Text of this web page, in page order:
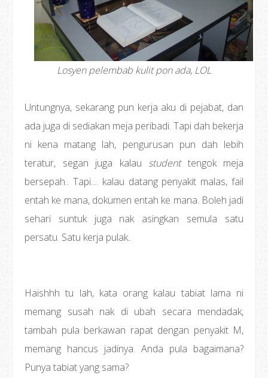
Losyen pelembab kulit pon ada, LOL
Untungnya, sekarang pun kerja aku di pejabat, dan
ada juga di sediakan meja peribadi. Tapi dah bekerja
ni kena matang lah, pengurusan pun dah lebih
teratur, segan juga kalau studenttengok meja
bersepah.. Tapi.... kalau datang penyakit malas, fail
entah ke mana, dokumen entah ke mana. Boleh jadi
sehari suntuk juga nak asingkan semula satu
persatu. Satu kerja pulak..
Haishhh tu lah, kata orang kalau tabiat lama ni
memang susah nak di ubah secara mendadak,
tambah pula berkawan rapat dengan penyakit M,
memang hancus jadinya. Anda pula bagaimana?
Punya tabiat yang sama?